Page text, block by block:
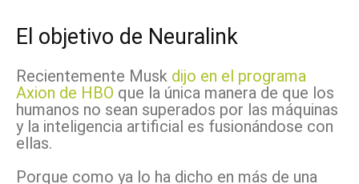
El objetivo de Neuralink
Recientemente Musk dijo en el programa
Axion de HBO que la única manera de que los
humanos no sean superados por las máquinas
y la inteligencia artificial es fusionándose con
ellas.
Porque como ya lo ha dicho en más de una